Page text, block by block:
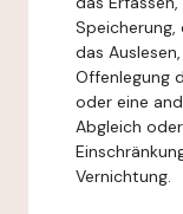
Speicherung,
das
Offenlegung
oder eine
Abgleich
Vernichtung.